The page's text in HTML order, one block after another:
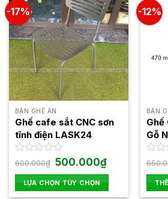
-17%
BÀN GHẾ ĂN
Ghế cafe sắt CNC sơn
tĩnh điện LASK24
Được
hạng
0
600.000₫ Giá
gốc
là:
600.000₫.
500.000₫Giá
hiện
tại
là:
500.000₫.
LỰA CHỌN TÙY CHỌN
Sản
-12%
BÀN
Ghế
Gỗ
Được
hạng
0